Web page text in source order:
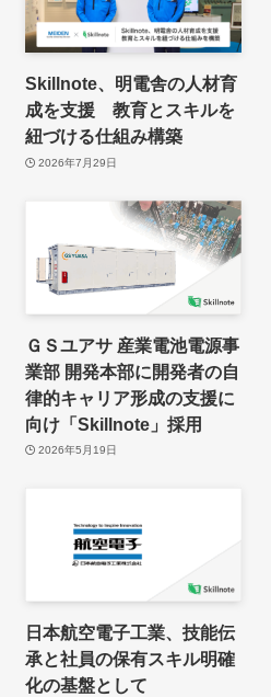
Skillnote、明電舎の人材育
成を支援 教育とスキルを
紐づける仕組み構築
2026年7月29日
ＧＳユアサ 産業電池電源事
業部 開発本部に開発者の自
律的キャリア形成の支援に
向け「Skillnote」採用
2026年5月19日
日本航空電子工業、技能伝
承と社員の保有スキル明確
化の基盤として